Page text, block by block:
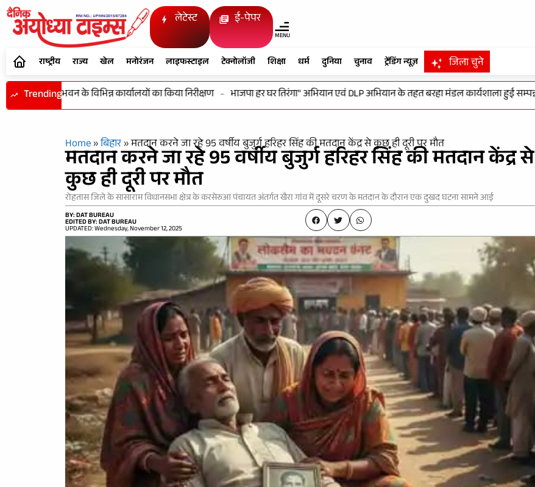
लेटेस्ट ई-पेपर
MENU
राष्ट्रीय राज्य खेल मनोरंजन लाइफस्टाइल टेक्नोलॉजी शिक्षा धर्म दुनिया चुनाव ट्रेंडिंग न्यूज़ जिला चुने
Trending
विकास भवन के विभिन्न कार्यालयों का किया निरीक्षण - भाजपा हर घर तिरंगा" अभियान एवं DLP अभियान के तहत बरहा मंडल कार्यशाला हुई सम्पन्न। -
Home»बिहार»मतदान करने जा रहे 95 वर्षीय बुजुर्ग हरिहर सिंह की मतदान केंद्र से कुछ ही दूरी पर मौत
मतदान करने जा रहे 95 वर्षीय बुजुर्ग हरिहर सिंह की मतदान केंद्र से
कुछ ही दूरी पर मौत
रोहतास जिले के सासाराम विधानसभा क्षेत्र के करसेरुआ पंचायत अंतर्गत खैरा गांव में दूसरे चरण के मतदान के दौरान एक दुखद घटना सामने आई
BY: DAT BUREAU
EDITED BY: DAT BUREAU
UPDATED: Wednesday, November 12, 2025